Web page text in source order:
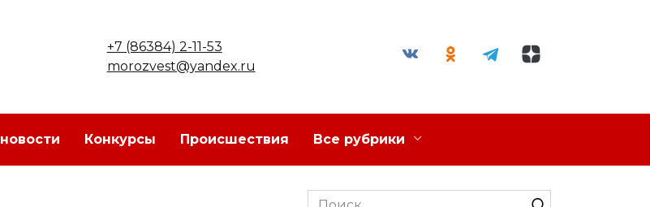
+7 (86384) 2-11-53
morozvest@yandex.ru
Конкурсы Происшествия Все рубрики
Search